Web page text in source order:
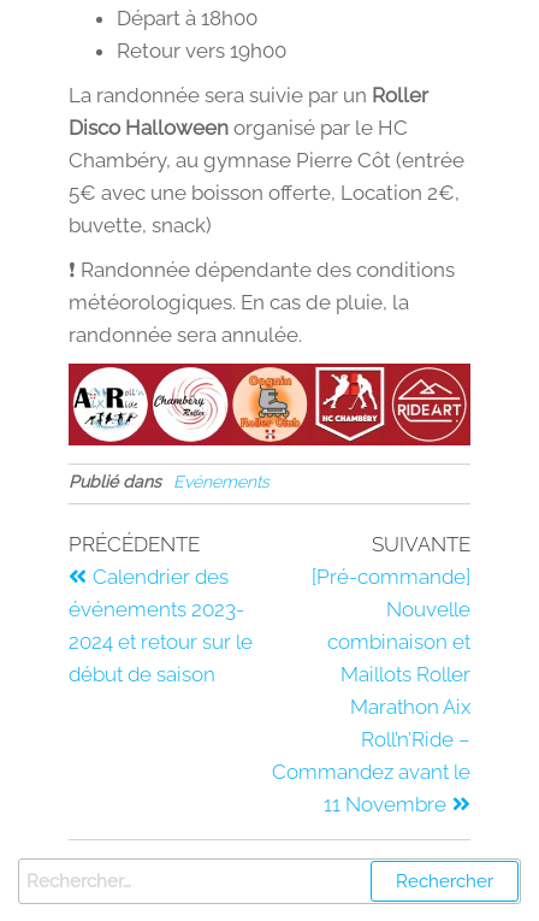
Départ à 18h00
Retour vers 19h00
La randonnée sera suivie par un Roller
Disco Halloweenorganisé par le HC
Chambéry, au gymnase Pierre Côt (entrée
5€ avec une boisson offerte, Location 2€,
buvette, snack)
❗️ Randonnée dépendante des conditions
météorologiques. En cas de pluie, la
randonnée sera annulée.
Publié dans Evénements
PRÉCÉDENTE
Calendrier des
événements 2023-
2024 et retour sur le
début de saison
SUIVANTE
[Pré-commande]
Nouvelle
combinaison et
Maillots Roller
Marathon Aix
Roll’n’Ride –
Commandez avant le
11 Novembre